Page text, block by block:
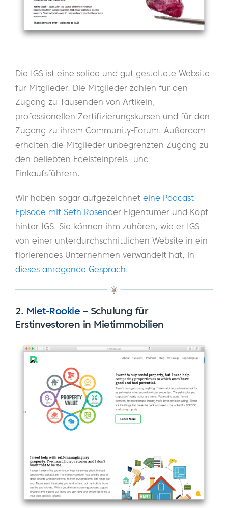
Die IGS ist eine solide und gut gestaltete Website
für Mitglieder. Die Mitglieder zahlen für den
Zugang zu Tausenden von Artikeln,
professionellen Zertifizierungskursen und für den
Zugang zu ihrem Community-Forum. Außerdem
erhalten die Mitglieder unbegrenzten Zugang zu
den beliebten Edelsteinpreis- und
Einkaufsführern.
Wir haben sogar aufgezeichnet eine Podcast-
Episode mit Seth Rosender Eigentümer und Kopf
hinter IGS. Sie können ihm zuhören, wie er IGS
von einer unterdurchschnittlichen Website in ein
florierendes Unternehmen verwandelt hat, in
dieses anregende Gespräch.
2. Miet-Rookie – Schulung für
Erstinvestoren in Mietimmobilien